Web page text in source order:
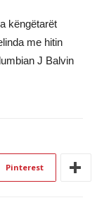
këngëtarët
me hitin
J Balvin
Pinterest